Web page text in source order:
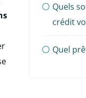
Quels
crédit
Quel